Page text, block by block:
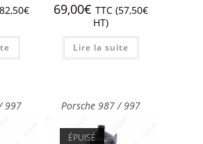
82,50€
69,00€ TTC (57,50€
HT)
Lire la suite
997 Porsche 987 / 997
ÉPUISÉ